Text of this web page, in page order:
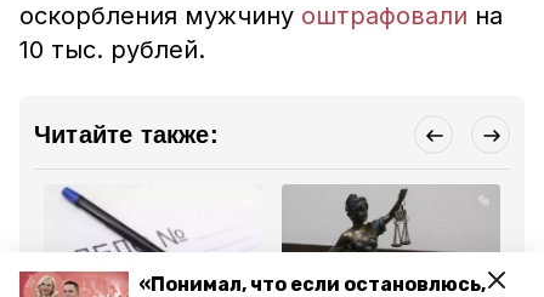
«Понимал, что если остановлюсь,
оскорбления мужчину оштрафовали на
10 тыс. рублей.
Читайте также: